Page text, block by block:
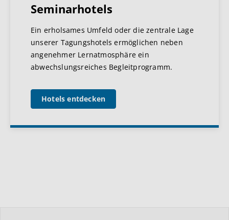
Seminarhotels
Ein erholsames Umfeld oder die zentrale Lage
unserer Tagungshotels ermöglichen neben
angenehmer Lernatmosphäre ein
abwechslungsreiches Begleitprogramm.
Hotels entdecken